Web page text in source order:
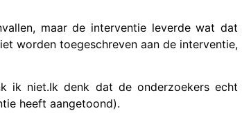
maar de interventie leverde wat dat
worden toegeschreven aan de interventie,
ik niet.Ik denk dat de onderzoekers echt
heeft aangetoond).